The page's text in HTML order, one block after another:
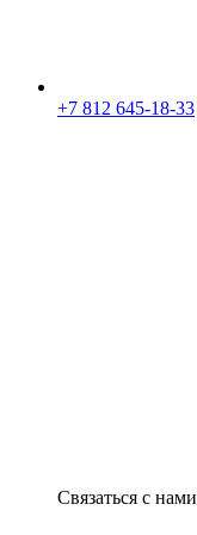
+7 812 645-18-33
Связаться с нами